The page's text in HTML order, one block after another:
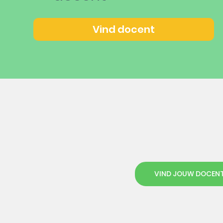
Vind docent
VIND JOUW